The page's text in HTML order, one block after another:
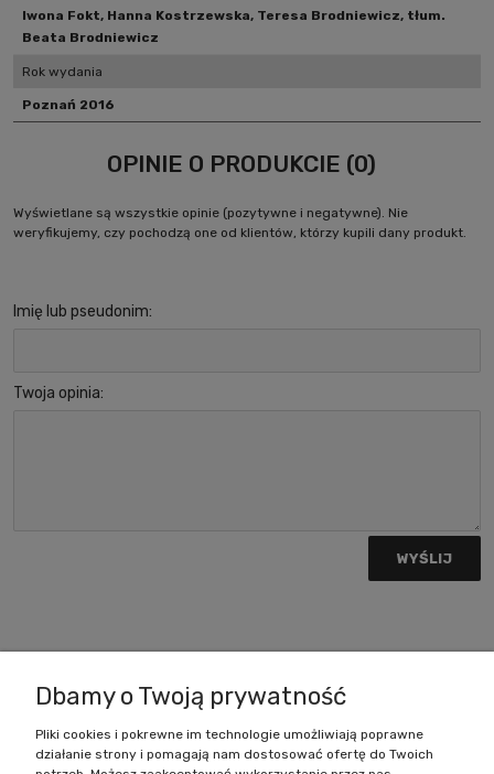
Iwona Fokt, Hanna Kostrzewska, Teresa Brodniewicz, tłum.
Beata Brodniewicz
Rok wydania
Poznań 2016
OPINIE O PRODUKCIE (0)
Wyświetlane są wszystkie opinie (pozytywne i negatywne). Nie
weryfikujemy, czy pochodzą one od klientów, którzy kupili dany produkt.
Imię lub pseudonim:
Twoja opinia:
WYŚLIJ
Dbamy o Twoją prywatność
Pliki cookies i pokrewne im technologie umożliwiają poprawne
działanie strony i pomagają nam dostosować ofertę do Twoich